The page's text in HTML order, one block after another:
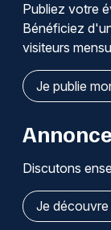
Publiez votre
Bénéficiez
visiteurs
Je publie
Discutons
Je